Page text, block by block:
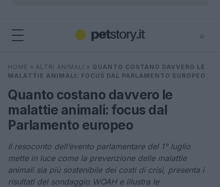
⌕
Cerca ⌕ ×
HOME » ALTRI ANIMALI » QUANTO COSTANO DAVVERO LE
MALATTIE ANIMALI: FOCUS DAL PARLAMENTO EUROPEO
Quanto costano davvero le
malattie animali: focus dal
Parlamento europeo
Il resoconto dell’evento parlamentare del 1° luglio
mette in luce come la prevenzione delle malattie
animali sia più sostenibile dei costi di crisi, presenta i
risultati del sondaggio WOAH e illustra le